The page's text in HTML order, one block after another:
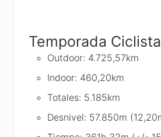
Temporada
Outdoor: 4.725,57km
Indoor: 460,20km
Totales: 5.185km
Desnivel: 57.850m